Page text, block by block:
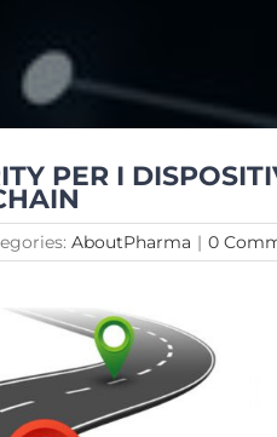
PER I
AboutPharma | 0